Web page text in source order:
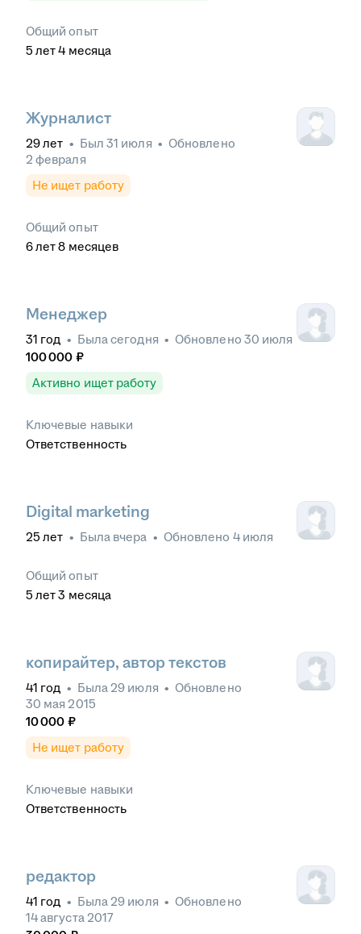
Общий опыт
5 лет 4 месяца
Журналист
29лет • Был 31 июля • Обновлено
2 февраля
Не ищет работу
Общий опыт
6лет 8 месяцев
Менеджер
31 год • Быласегодня • Обновлено 30 июля
100 000 ₽
Активно ищет работу
Ключевые навыки
Ответственность
Digital marketing
25 лет • Была вчера • Обновлено 4 июля
Общий опыт
5 лет 3 месяца
копирайтер, автор текстов
41 год • Была 29 июля • Обновлено
30 мая 2015
10 000 ₽
Не ищет работу
Ключевые навыки
Ответственность
редактор
41 год • Была 29 июля • Обновлено
14 августа 2017